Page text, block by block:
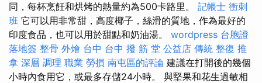
同，每杯烹飪和烘烤的熱量約為500卡路里。 記帳士 衝刺
班 它可以用非常甜，高度椰子，絲滑的質地，作為最好的
印度食品，也可以用於甜點和奶油湯。 wordpress 台胞證
落地簽 整骨 外燴 台中 台中 撥 筋 堂 公益店 傳統 整復 推
拿 深層 調理 職業 勞損 南屯區的評論 建議在打開後的幾個
小時內食用它，或最多存儲24小時。 與堅果和花生過敏相